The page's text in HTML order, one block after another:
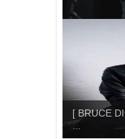
[ BRUCE
...